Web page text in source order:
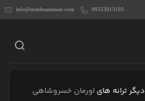
info@mrtehranmusic.com 09353013103
دیگر ترانه های اورمان خسروشاهی